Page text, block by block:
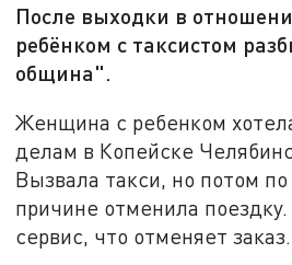
После выходки в
ребёнком с таксистом
община".
Женщина с ребенком
делам в Копейске
Вызвала такси, но потом
причине отменила
сервис, что отменяет заказ.